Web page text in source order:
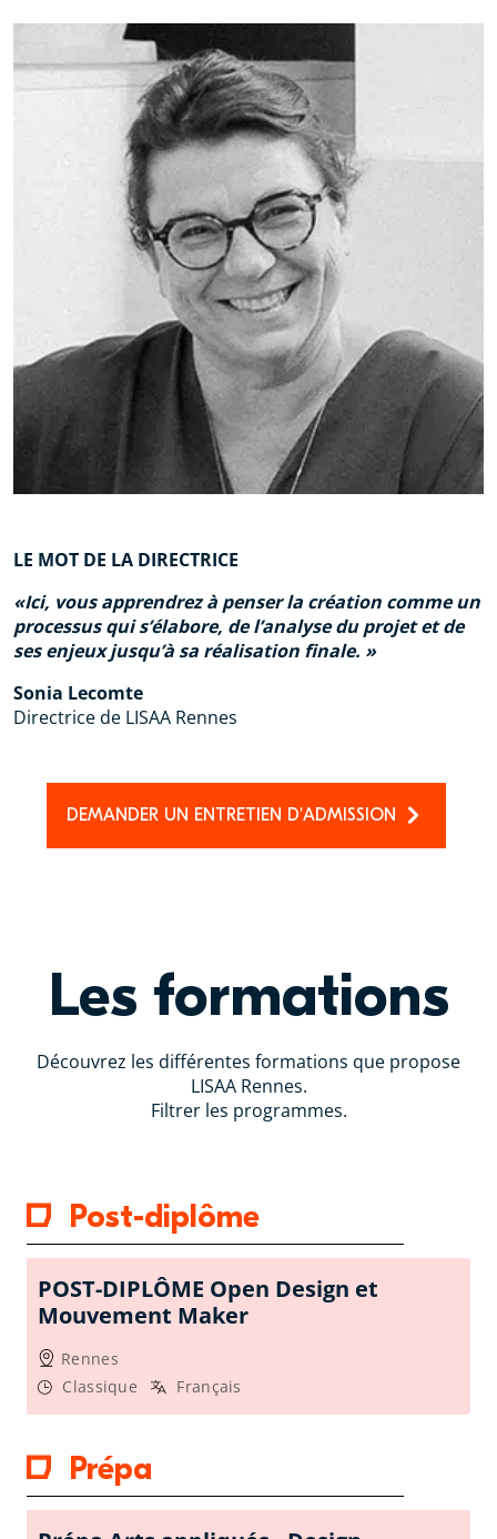
LE MOT DE LA DIRECTRICE
Ici, vous apprendrez à penser la création comme un
processus qui s’élabore, de l’analyse du projet et de
ses enjeux jusqu’à sa réalisation finale.
Sonia Lecomte
Directrice de LISAA Rennes
DEMANDER UN ENTRETIEN D'ADMISSION
Les formations
Découvrez les différentes formations que propose
LISAA Rennes.
Filtrer les programmes.
Post-diplôme
POST-DIPLÔME Open Design et
Mouvement Maker
Rennes
Classique
Français
Prépa